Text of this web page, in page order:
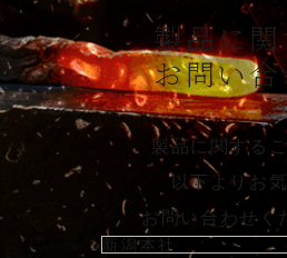
製品に関
お問い合
製品に関する
以下よりお気
お問い合わせく
新潟本社